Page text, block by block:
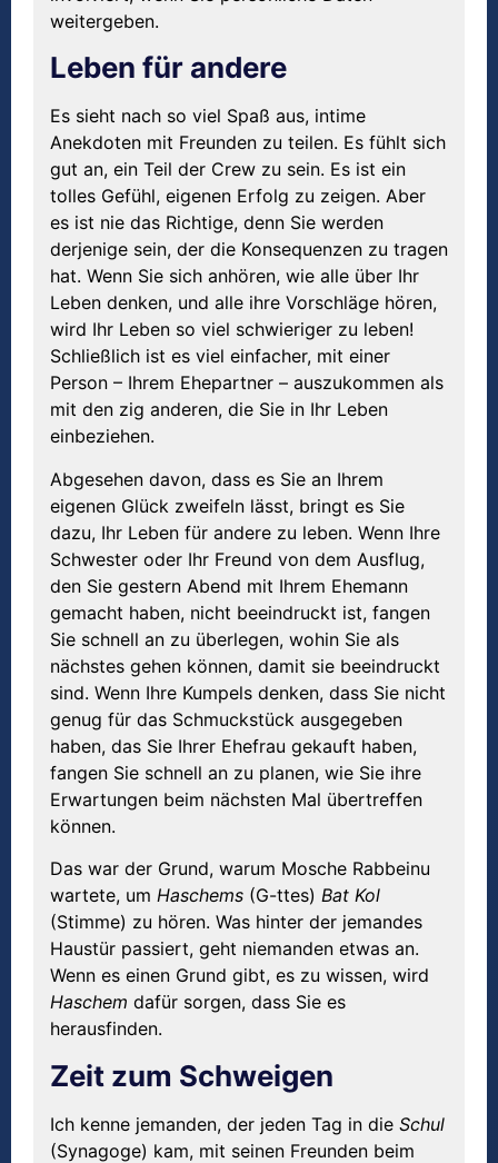
weitergeben.
Leben für andere
Es sieht nach so viel Spaß aus, intime
Anekdoten mit Freunden zu teilen. Es fühlt sich
gut an, ein Teil der Crew zu sein. Es ist ein
tolles Gefühl, eigenen Erfolg zu zeigen. Aber
es ist nie das Richtige, denn Sie werden
derjenige sein, der die Konsequenzen zu tragen
hat. Wenn Sie sich anhören, wie alle über Ihr
Leben denken, und alle ihre Vorschläge hören,
wird Ihr Leben so viel schwieriger zu leben!
Schließlich ist es viel einfacher, mit einer
Person – Ihrem Ehepartner – auszukommen als
mit den zig anderen, die Sie in Ihr Leben
einbeziehen.
Abgesehen davon, dass es Sie an Ihrem
eigenen Glück zweifeln lässt, bringt es Sie
dazu, Ihr Leben für andere zu leben. Wenn Ihre
Schwester oder Ihr Freund von dem Ausflug,
den Sie gestern Abend mit Ihrem Ehemann
gemacht haben, nicht beeindruckt ist, fangen
Sie schnell an zu überlegen, wohin Sie als
nächstes gehen können, damit sie beeindruckt
sind. Wenn Ihre Kumpels denken, dass Sie nicht
genug für das Schmuckstück ausgegeben
haben, das Sie Ihrer Ehefrau gekauft haben,
fangen Sie schnell an zu planen, wie Sie ihre
Erwartungen beim nächsten Mal übertreffen
können.
Das war der Grund, warum Mosche Rabbeinu
wartete, um Haschems (G-ttes) Bat Kol
(Stimme) zu hören. Was hinter der jemandes
Haustür passiert, geht niemanden etwas an.
Wenn es einen Grund gibt, es zu wissen, wird
Haschem dafür sorgen, dass Sie es
herausfinden.
Zeit zum Schweigen
Ich kenne jemanden, der jeden Tag in die Schul
(Synagoge) kam, mit seinen Freunden beim